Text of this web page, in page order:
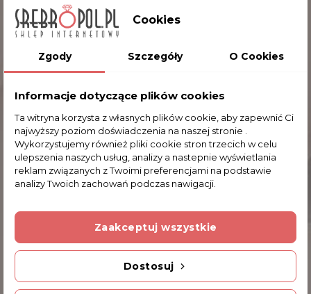
OPIS
SZCZEGÓŁY PRODUKTU
1 filiżanka z talerzykiem zdobiona motywem z
pawiem w kolorze beżowym. Wewnątrz filiżanki
widoczna jest głowa japonki. Całość zdobiona 24-
prezentuje. Serdecznie zapraszamy do zakupu.
Wymiary filiżanki:12.0x6.0 cm
Górna średnica filiżanki:9.5 cm
Średnica talerzyka:14.5 cm
Cookies
Zgody Szczegóły O Cookies
Informacje dotyczące plików cookies
Ta witryna korzysta z własnych plików cookie, aby zapewnić Ci
najwyższy poziom doświadczenia na naszej stronie .
Wykorzystujemy również pliki cookie stron trzecich w celu
ulepszenia naszych usług, analizy a nastepnie wyświetlania
reklam związanych z Twoimi preferencjami na podstawie
analizy Twoich zachowań podczas nawigacji.
Dostosuj
Zaakceptuj wszystkie